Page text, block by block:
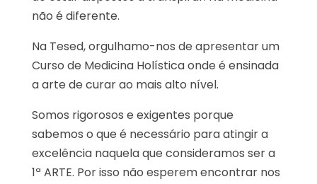
não é diferente.
Na Tesed, orgulhamo-nos de apresentar um
Curso de Medicina Holística onde é ensinada
a arte de curar ao mais alto nível.
Somos rigorosos e exigentes porque
sabemos o que é necessário para atingir a
excelência naquela que consideramos ser a
1ª ARTE. Por isso não esperem encontrar nos